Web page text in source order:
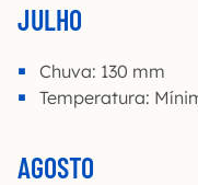
JULHO
Chuva: 130 mm
Temperatura:
AGOSTO